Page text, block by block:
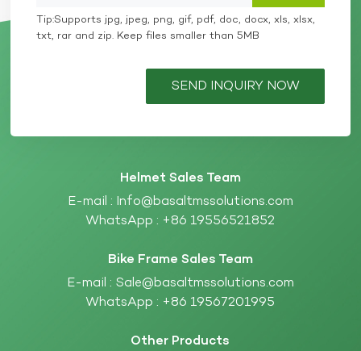
Tip:Supports jpg, jpeg, png, gif, pdf, doc, docx, xls, xlsx,
txt, rar and zip. Keep files smaller than 5MB
SEND INQUIRY NOW
Helmet Sales Team
E-mail : Info@basaltmssolutions.com
WhatsApp : +86 19556521852
Bike Frame Sales Team
E-mail : Sale@basaltmssolutions.com
WhatsApp : +86 19567201995
Other Products